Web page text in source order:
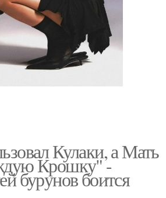
Кулаки, а Мать
Крошку" -
бурунов боится